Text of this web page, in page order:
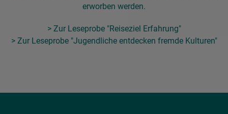
erworben werden.
> Zur Leseprobe "Reiseziel Erfahrung"
> Zur Leseprobe "Jugendliche entdecken fremde Kulturen"